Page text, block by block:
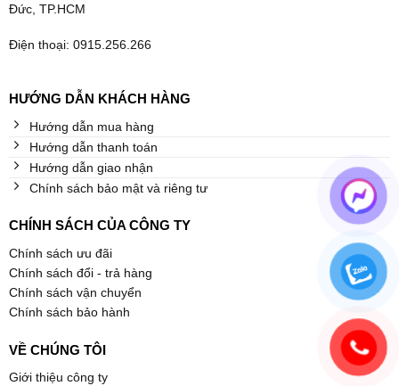
Đức, TP.HCM
Điện thoại: 0915.256.266
HƯỚNG DẪN KHÁCH HÀNG
Hướng dẫn mua hàng
Hướng dẫn thanh toán
Hướng dẫn giao nhận
Chính sách bảo mật và riêng tư
CHÍNH SÁCH CỦA CÔNG TY
Chính sách ưu đãi
Chính sách đổi - trả hàng
Chính sách vận chuyển
Chính sách bảo hành
VỀ CHÚNG TÔI
Giới thiệu công ty